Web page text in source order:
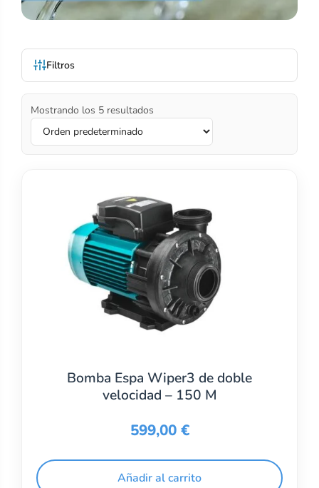
Filtros
Mostrando los 5 resultados
Bomba Espa Wiper3 de doble
velocidad – 150 M
599,00 €
Añadir al carrito